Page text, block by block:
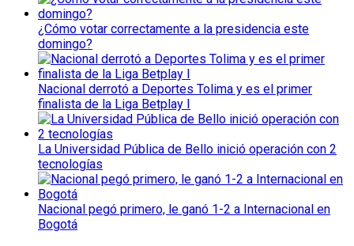
¿Cómo votar correctamente a la presidencia este
domingo?
Nacional derrotó a Deportes Tolima y es el primer
finalista de la Liga Betplay I
La Universidad Pública de Bello inició operación con 2
tecnologías
Nacional pegó primero, le ganó 1-2 a Internacional en
Bogotá